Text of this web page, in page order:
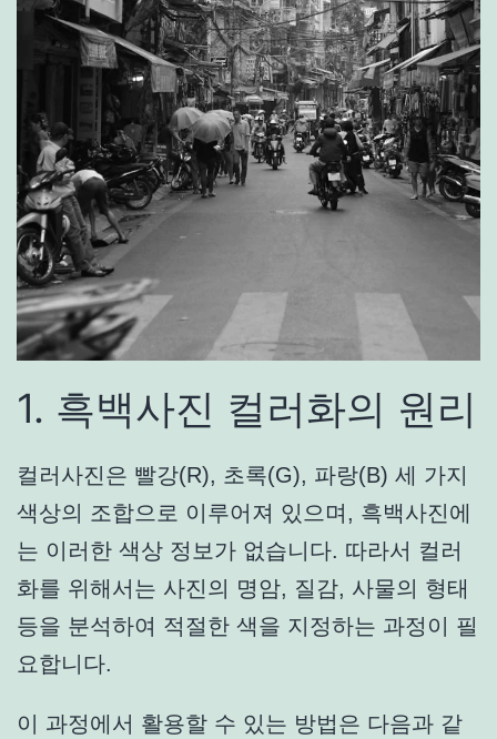
1. 흑백사진 컬러화의 원리
컬러사진은 빨강(R), 초록(G), 파랑(B) 세 가지
색상의 조합으로 이루어져 있으며, 흑백사진에
는 이러한 색상 정보가 없습니다. 따라서 컬러
화를 위해서는 사진의 명암, 질감, 사물의 형태
등을 분석하여 적절한 색을 지정하는 과정이 필
요합니다.
이 과정에서 활용할 수 있는 방법은 다음과 같